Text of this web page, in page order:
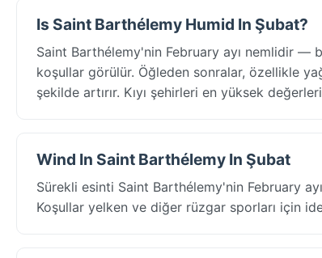
Is Saint Barthélemy Humid In Şubat?
Saint Barthélemy'nin February ayı nemlidir —
koşullar görülür. Öğleden sonralar, özellikle
şekilde artırır. Kıyı şehirleri en yüksek değerleri
Wind In Saint Barthélemy In Şubat
Sürekli esinti Saint Barthélemy'nin February
Koşullar yelken ve diğer rüzgar sporları için